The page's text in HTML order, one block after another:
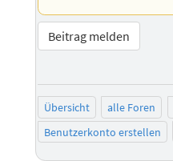
Beitrag melden
Übersicht alle Foren
Benutzerkonto erstellen